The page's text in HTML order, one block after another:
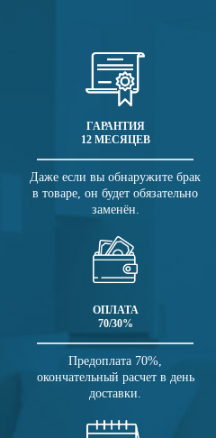
ГАРАНТИЯ
12 МЕСЯЦЕВ
Даже если вы обнаружите брак
в товаре, он будет обязательно
заменён.
ОПЛАТА
70/30%
Предоплата 70%,
окончательный расчет в день
доставки.